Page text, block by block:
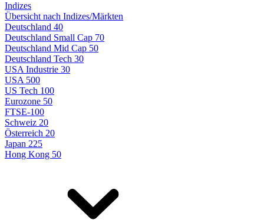
Indizes
Übersicht nach Indizes/Märkten
Deutschland 40
Deutschland Small Cap 70
Deutschland Mid Cap 50
Deutschland Tech 30
USA Industrie 30
USA 500
US Tech 100
Eurozone 50
FTSE-100
Schweiz 20
Österreich 20
Japan 225
Hong Kong 50